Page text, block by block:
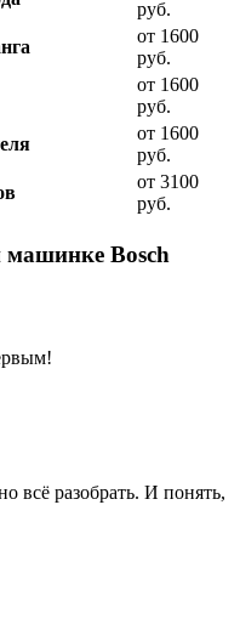
руб.
от 1600
руб.
от 1600
руб.
от 1600
руб.
от 3100
руб.
машинке Bosch
всё разобрать. И понять,